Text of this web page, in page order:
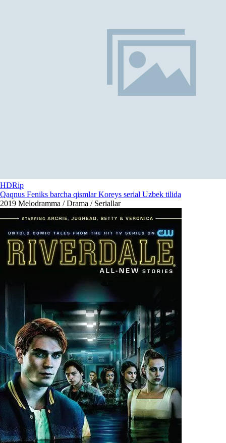
HDRip
Qaqnus Feniks barcha qismlar Koreys serial Uzbek tilida
2019 Melodramma / Drama / Seriallar